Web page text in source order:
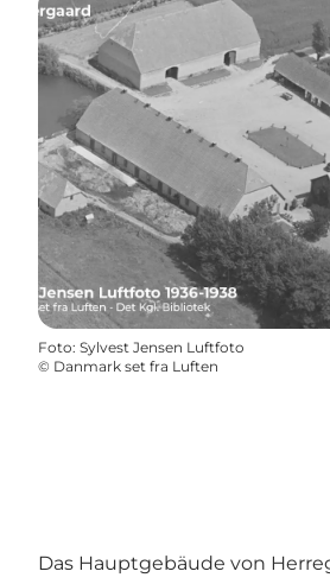
Foto: Sylvest Jensen Luftfoto
© Danmark set fra Luften
Das Hauptgebäude von